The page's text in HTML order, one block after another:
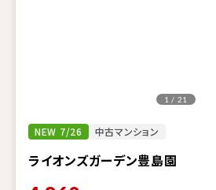
NEW 7/26 中古マンション
ライオンズガーデン豊島園
1 / 21